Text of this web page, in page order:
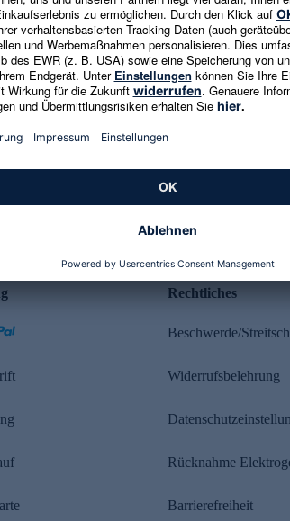
aktuelle Trends,
Dankeschön
ist jederzeit in
E-Mail-Adresse
Es gelten die
Kundenbewertung
Rechtliches
Beschwerde/
Widerrufsbelehrung
Rücknahme
Barrierefreiheit